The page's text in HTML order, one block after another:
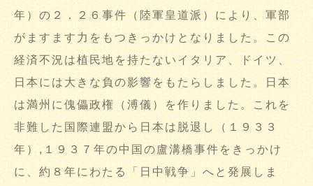
年）の２．２６事件（陸軍皇道派）により、軍部
がますます力をもつきっかけとなりました。この
経済不況は植民地を持たないイタリア、ドイツ、
日本には大きな負の影響をもたらしました。日本
は満州に傀儡政権（溥儀）を作りました。これを
非難した国際連盟から日本は脱退し（１９３３
年）,１９３７年の中国の盧溝橋事件をきっかけ
に、約８年にわたる「日中戦争」へと発展しま